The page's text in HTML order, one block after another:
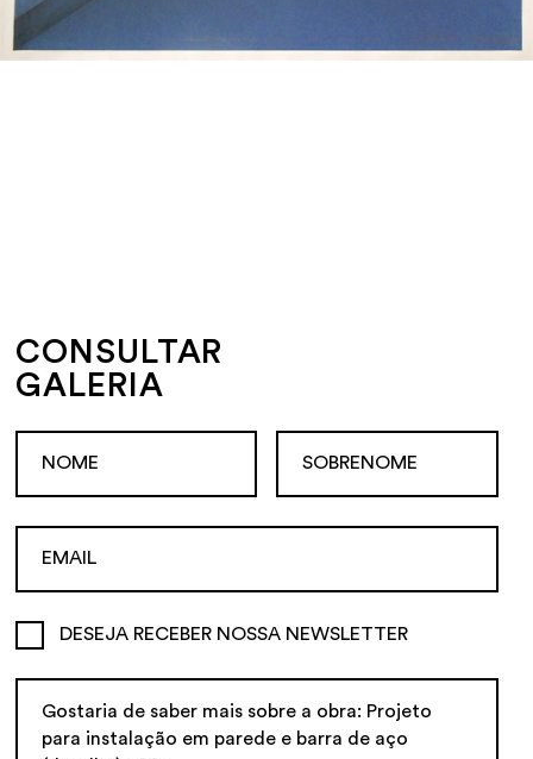
CONSULTAR
GALERIA
DESEJA RECEBER NOSSA NEWSLETTER